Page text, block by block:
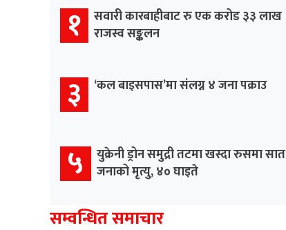
१ सवारी कारबाहीबाट रु एक करोड ३३ लाख
राजस्व सङ्कलन
३ ‘कल बाइसपास’मा संलग्न ४ जना पक्राउ
५ युक्रेनी ड्रोन समुद्री तटमा खस्दा रुसमा सात
जनाको मृत्यु, ४० घाइते
सम्वन्धित समाचार